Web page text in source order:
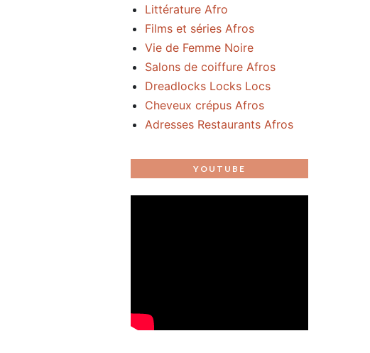
Littérature Afro
Films et séries Afros
Vie de Femme Noire
Salons de coiffure Afros
Dreadlocks Locks Locs
Cheveux crépus Afros
Adresses Restaurants Afros
YOUTUBE